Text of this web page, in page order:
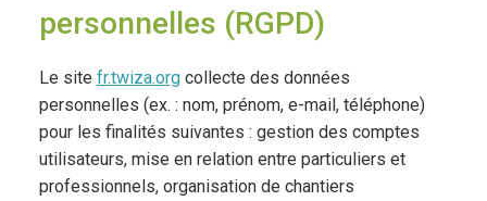
personnelles (RGPD)
Le site fr.twiza.orgcollecte des données
personnelles (ex. : nom, prénom, e-mail, téléphone)
pour les finalités suivantes : gestion des comptes
utilisateurs, mise en relation entre particuliers et
professionnels, organisation de chantiers